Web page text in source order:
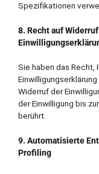
Spezifikationen
8. Recht auf
Sie haben das
Widerruf der
der Einwilligung bis
berührt.
9. Automatisierte
Profiling